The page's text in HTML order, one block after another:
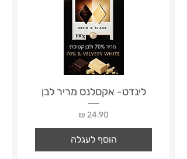
לינדט- אקסלנס מריר לבן
מחיר
הוסף לעגלה